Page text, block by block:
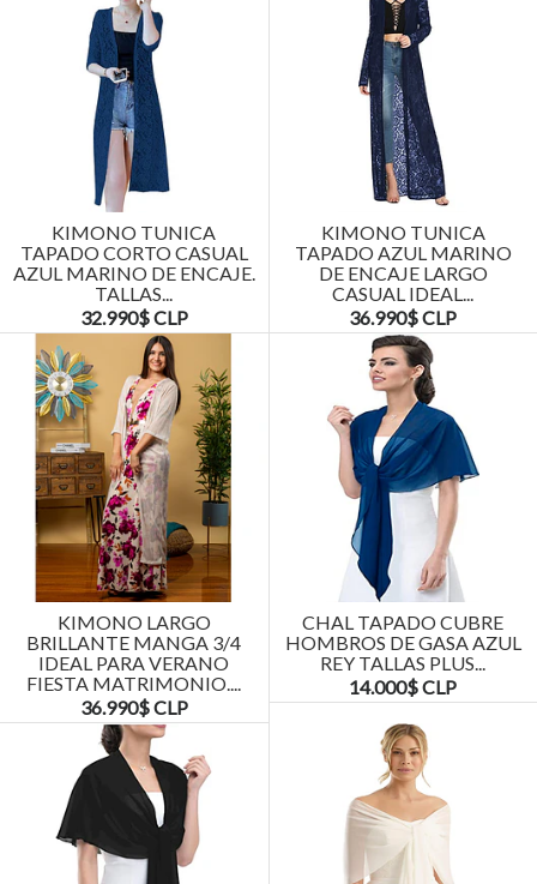
KIMONO TUNICA
TAPADO CORTO CASUAL
AZUL MARINO DE ENCAJE.
TALLAS...
32.990$ CLP
KIMONO TUNICA
TAPADO AZUL MARINO
DE ENCAJE LARGO
CASUAL IDEAL...
36.990$ CLP
KIMONO LARGO
BRILLANTE MANGA 3/4
IDEAL PARA VERANO
FIESTA MATRIMONIO....
36.990$ CLP
CHAL TAPADO CUBRE
HOMBROS DE GASA AZUL
REY TALLAS PLUS...
14.000$ CLP